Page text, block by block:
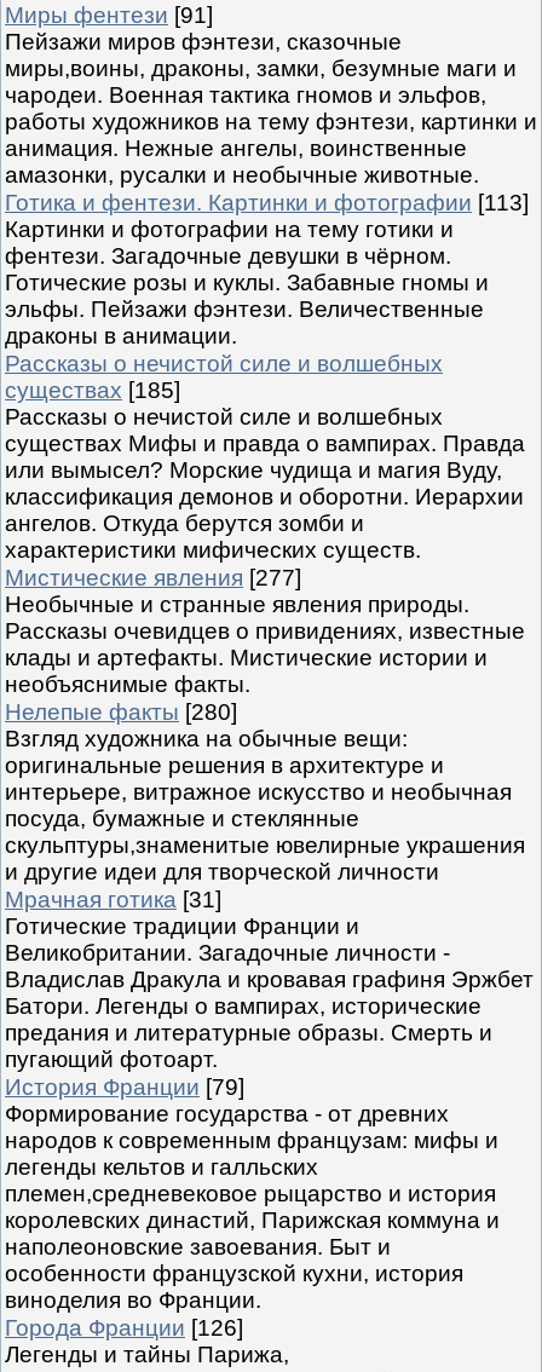
Миры фентези [91]
Пейзажи миров фэнтези, сказочные
миры,воины, драконы, замки, безумные маги и
чародеи. Военная тактика гномов и эльфов,
работы художников на тему фэнтези, картинки и
анимация. Нежные ангелы, воинственные
амазонки, русалки и необычные животные.
Готика и фентези. Картинки и фотографии [113]
Картинки и фотографии на тему готики и
фентези. Загадочные девушки в чёрном.
Готические розы и куклы. Забавные гномы и
эльфы. Пейзажи фэнтези. Величественные
драконы в анимации.
Рассказы о нечистой силе и волшебных
существах [185]
Рассказы о нечистой силе и волшебных
существах Мифы и правда о вампирах. Правда
или вымысел? Морские чудища и магия Вуду,
классификация демонов и оборотни. Иерархии
ангелов. Откуда берутся зомби и
характеристики мифических существ.
Мистические явления [277]
Необычные и странные явления природы.
Рассказы очевидцев о привидениях, известные
клады и артефакты. Мистические истории и
необъяснимые факты.
Нелепые факты [280]
Взгляд художника на обычные вещи:
оригинальные решения в архитектуре и
интерьере, витражное искусство и необычная
посуда, бумажные и стеклянные
скульптуры,знаменитые ювелирные украшения
и другие идеи для творческой личности
Мрачная готика [31]
Готические традиции Франции и
Великобритании. Загадочные личности -
Владислав Дракула и кровавая графиня Эржбет
Батори. Легенды о вампирах, исторические
предания и литературные образы. Смерть и
пугающий фотоарт.
История Франции [79]
Формирование государства - от древних
народов к современным французам: мифы и
легенды кельтов и галльских
племен,средневековое рыцарство и история
королевских династий, Парижская коммуна и
наполеоновские завоевания. Быт и
особенности французской кухни, история
виноделия во Франции.
Города Франции [126]
Легенды и тайны Парижа,